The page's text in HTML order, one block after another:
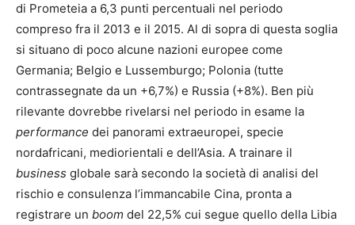
di Prometeia a 6,3 punti percentuali nel periodo
compreso fra il 2013 e il 2015. Al di sopra di questa soglia
si situano di poco alcune nazioni europee come
Germania; Belgio e Lussemburgo; Polonia (tutte
contrassegnate da un +6,7%) e Russia (+8%). Ben più
rilevante dovrebbe rivelarsi nel periodo in esame la
performance dei panorami extraeuropei, specie
nordafricani, mediorientali e dell’Asia. A trainare il
business globale sarà secondo la società di analisi del
rischio e consulenza l’immancabile Cina, pronta a
registrare un boom del 22,5% cui segue quello della Libia